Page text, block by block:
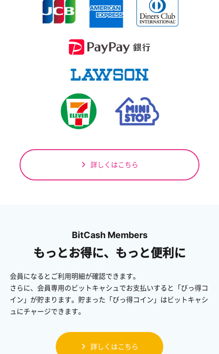
詳しくはこちら
BitCash Members
もっとお得に、もっと便利に
会員になるとご利用明細が確認できます。
さらに、会員専用のビットキャシュでお支払いすると「びっ得コ
イン」が貯まります。貯まった「びっ得コイン」はビットキャシ
ュにチャージできます。
詳しくはこちら